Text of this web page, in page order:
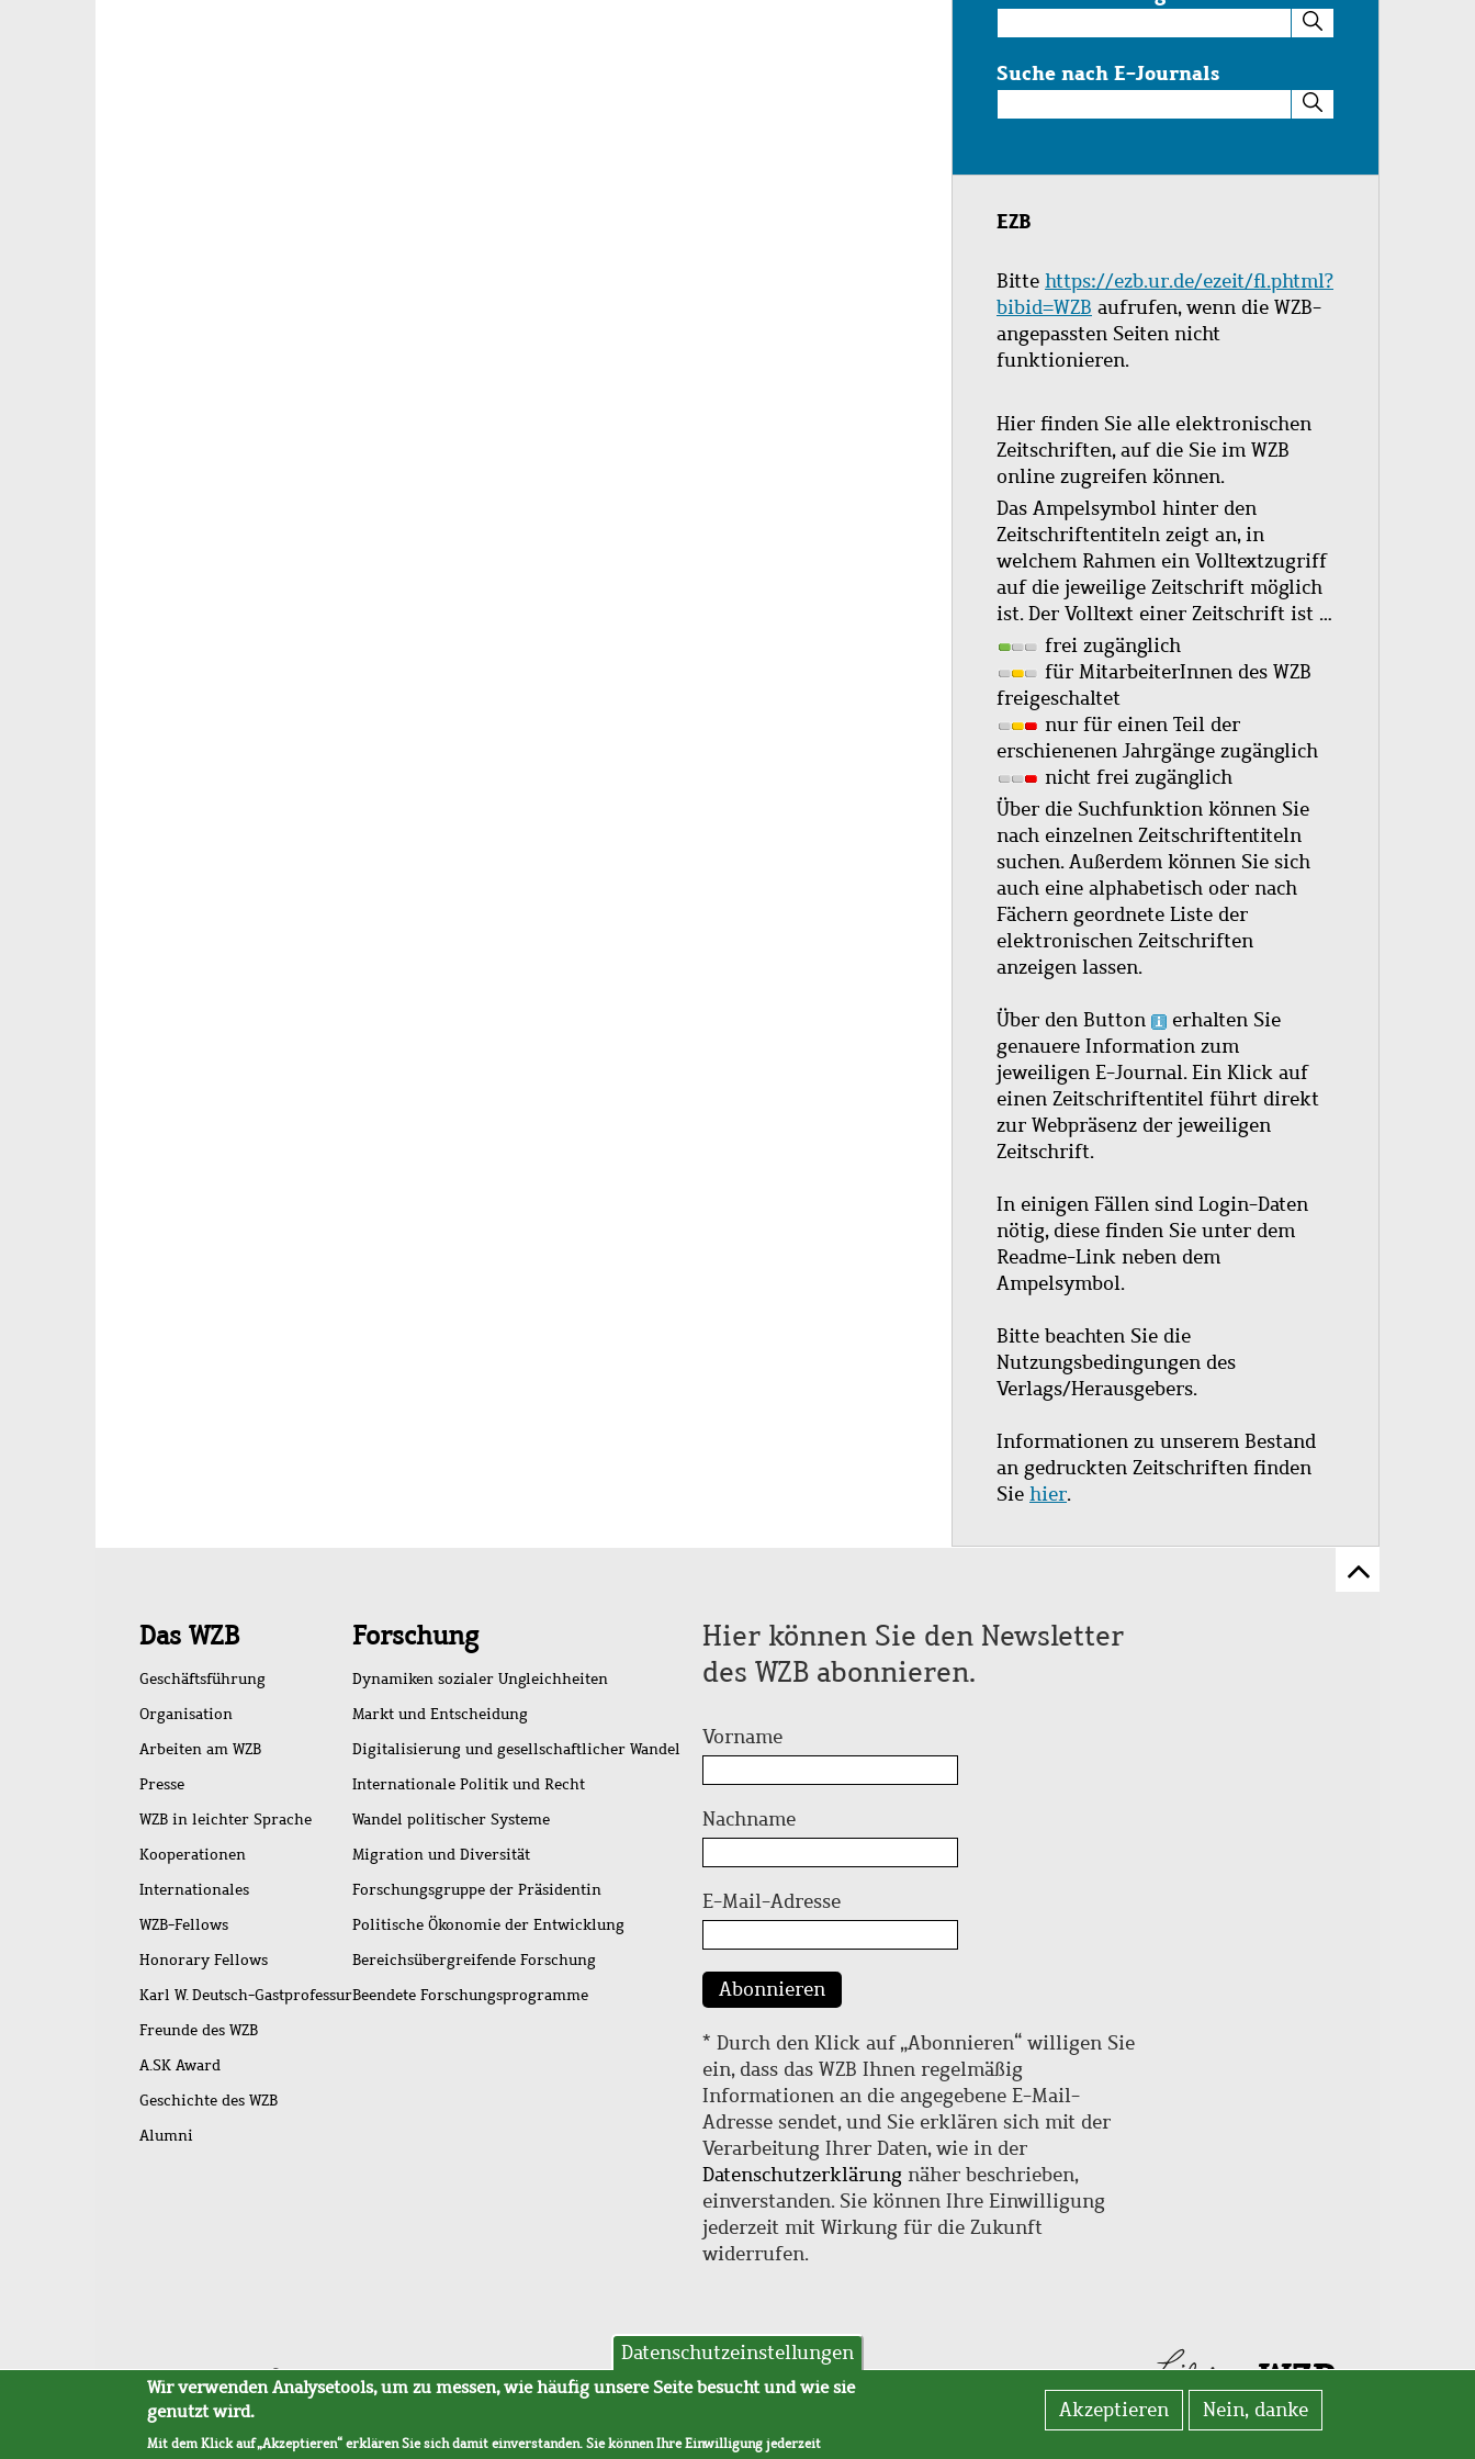
im
Katalog
Suche nach E-Journals
nach
Journals
EZB
Bitte https://ezb.ur.de/ezeit/fl.phtml?
bibid=WZB aufrufen, wenn die WZB-
angepassten Seiten nicht
funktionieren.
Hier finden Sie alle elektronischen
Zeitschriften, auf die Sie im WZB
online zugreifen können.
Das Ampelsymbol hinter den
Zeitschriftentiteln zeigt an, in
welchem Rahmen ein Volltextzugriff
auf die jeweilige Zeitschrift möglich
ist. Der Volltext einer Zeitschrift ist …
frei zugänglich
für MitarbeiterInnen des WZB
freigeschaltet
nur für einen Teil der
erschienenen Jahrgänge zugänglich
nicht frei zugänglich
Über die Suchfunktion können Sie
nach einzelnen Zeitschriftentiteln
suchen. Außerdem können Sie sich
auch eine alphabetisch oder nach
Fächern geordnete Liste der
elektronischen Zeitschriften
anzeigen lassen.
Über den Button
erhalten Sie
genauere Information zum
jeweiligen E-Journal. Ein Klick auf
einen Zeitschriftentitel führt direkt
zur Webpräsenz der jeweiligen
Zeitschrift.
In einigen Fällen sind Login-Daten
nötig, diese finden Sie unter dem
Readme-Link neben dem
Ampelsymbol.
Bitte beachten Sie die
Nutzungsbedingungen des
Verlags/Herausgebers.
Informationen zu unserem Bestand
an gedruckten Zeitschriften finden
Sie hier.
Zum
Schnellzugriff
Das WZB
Geschäftsführung
Organisation
Arbeiten am WZB
Presse
WZB in leichter Sprache
Kooperationen
Internationales
WZB-Fellows
Honorary Fellows
Karl W. Deutsch-Gastprofessur
Freunde des WZB
A.SK Award
Geschichte des WZB
Alumni
Forschung
Dynamiken sozialer Ungleichheiten
Markt und Entscheidung
Digitalisierung und gesellschaftlicher Wandel
Internationale Politik und Recht
Wandel politischer Systeme
Migration und Diversität
Forschungsgruppe der Präsidentin
Politische Ökonomie der Entwicklung
Bereichsübergreifende Forschung
Beendete Forschungsprogramme
Hier können Sie den Newsletter
des WZB abonnieren.
Vorname
Nachname
E-Mail-Adresse
Abonnieren
* Durch den Klick auf „Abonnieren“ willigen Sie
ein, dass das WZB Ihnen regelmäßig
Informationen an die angegebene E-Mail-
Adresse sendet, und Sie erklären sich mit der
Verarbeitung Ihrer Daten, wie in der
Datenschutzerklärung näher beschrieben,
einverstanden. Sie können Ihre Einwilligung
jederzeit mit Wirkung für die Zukunft
widerrufen.
Fußleistenmenü
SitemapBarrierefreiheitImpressumDatenschutzAVB
Datenschutzeinstellungen
Wir verwenden Analysetools, um zu messen, wie häufig unsere Seite besucht und wie sie
genutzt wird.
Mit dem Klick auf „Akzeptieren“ erklären Sie sich damit einverstanden. Sie können Ihre Einwilligung jederzeit
Akzeptieren Nein, danke